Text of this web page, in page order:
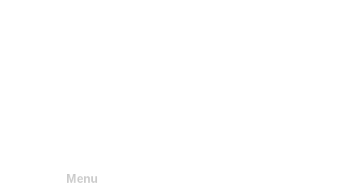
Menu